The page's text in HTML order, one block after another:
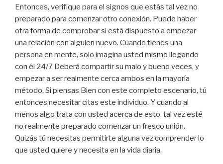
Entonces, verifique para el signos que estás tal vez no
preparado para comenzar otro conexión. Puede haber
otra forma de comprobar si está dispuesto a empezar
una relación con alguien nuevo. Cuando tienes una
persona en mente, solo imagina usted mismo llegando
con él 24/7 Deberá compartir su malo y bueno veces, y
empezar a ser realmente cerca ambos en la mayoría
método. Si piensas Bien con este completo escenario, tú
entonces necesitar citas este individuo. Y cuando al
menos algo trata con usted acerca de esto, tal vez esté
no realmente preparado comenzar un fresco unión.
Quizás tú necesitas permitirte alguna vez comprender lo
que usted quiere y necesita en la vida diaria.